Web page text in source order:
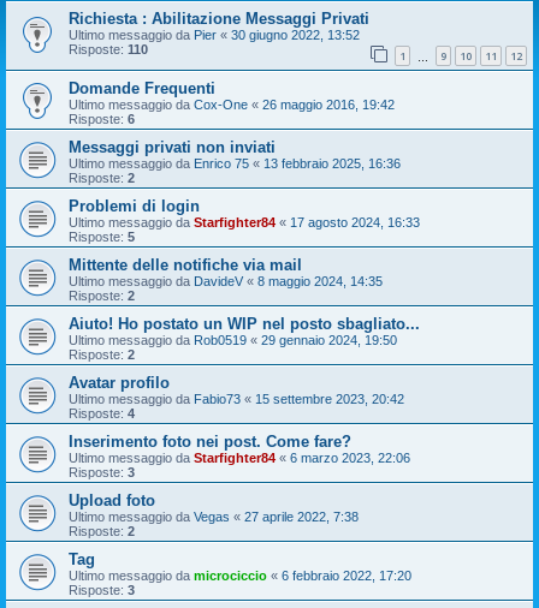
Richiesta : Abilitazione Messaggi Privati
Ultimo messaggio da Pier « 30 giugno 2022, 13:52
Risposte: 110 1 9 10 11 12
Domande Frequenti
Ultimo messaggio da Cox-One « 26 maggio 2016, 19:42
Risposte: 6
Messaggi privati non inviati
Ultimo messaggio da Enrico 75 « 13 febbraio 2025, 16:36
Risposte: 2
Problemi di login
Ultimo messaggio da Starfighter84 « 17 agosto 2024, 16:33
Risposte: 5
Mittente delle notifiche via mail
Ultimo messaggio da DavideV « 8 maggio 2024, 14:35
Risposte: 2
Aiuto! Ho postato un WIP nel posto sbagliato...
Ultimo messaggio da Rob0519 « 29 gennaio 2024, 19:50
Risposte: 2
Avatar profilo
Ultimo messaggio da Fabio73 « 15 settembre 2023, 20:42
Risposte: 4
Inserimento foto nei post. Come fare?
Ultimo messaggio da Starfighter84 « 6 marzo 2023, 22:06
Risposte: 3
Upload foto
Ultimo messaggio da Vegas « 27 aprile 2022, 7:38
Risposte: 2
Tag
Ultimo messaggio da microciccio « 6 febbraio 2022, 17:20
Risposte: 3